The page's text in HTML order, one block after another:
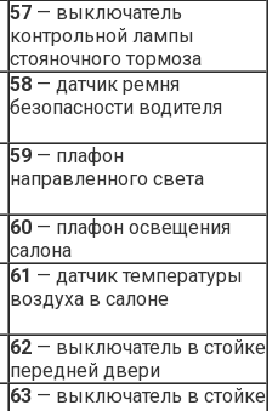
57 — выключатель
контрольной лампы
стояночного тормоза
58 — датчик ремня
безопасности водителя
59 — плафон
направленного света
60 — плафон освещения
салона
61 — датчик температуры
воздуха в салоне
62 — выключатель в стойке
передней двери
63 — выключатель в стойке